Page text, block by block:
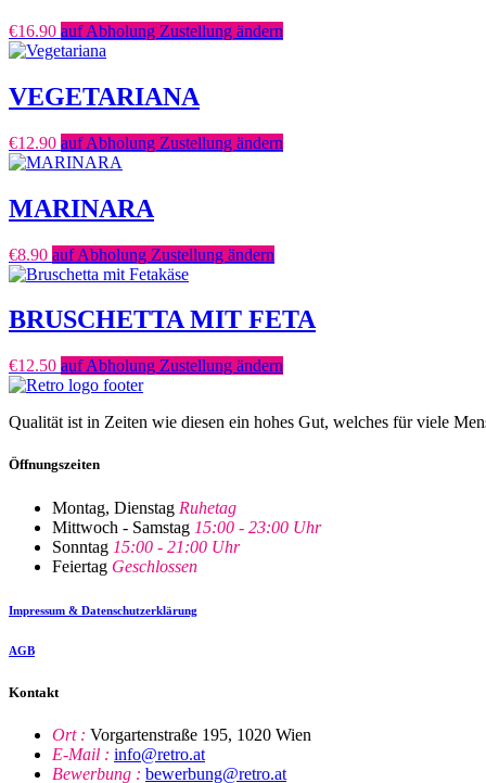
€16.90 auf Abholung Zustellung ändern
VEGETARIANA
€12.90 auf Abholung Zustellung ändern
MARINARA
€8.90 auf Abholung Zustellung ändern
BRUSCHETTA MIT FETA
€12.50 auf Abholung Zustellung ändern
Qualität ist in Zeiten wie diesen ein hohes Gut, welches für viele
Öffnungszeiten
Montag, Dienstag Ruhetag
Mittwoch - Samstag 15:00 - 23:00 Uhr
Sonntag 15:00 - 21:00 Uhr
Feiertag Geschlossen
Impressum & Datenschutzerklärung
AGB
Kontakt
Ort : Vorgartenstraße 195, 1020 Wien
E-Mail : info@retro.at
Bewerbung : bewerbung@retro.at